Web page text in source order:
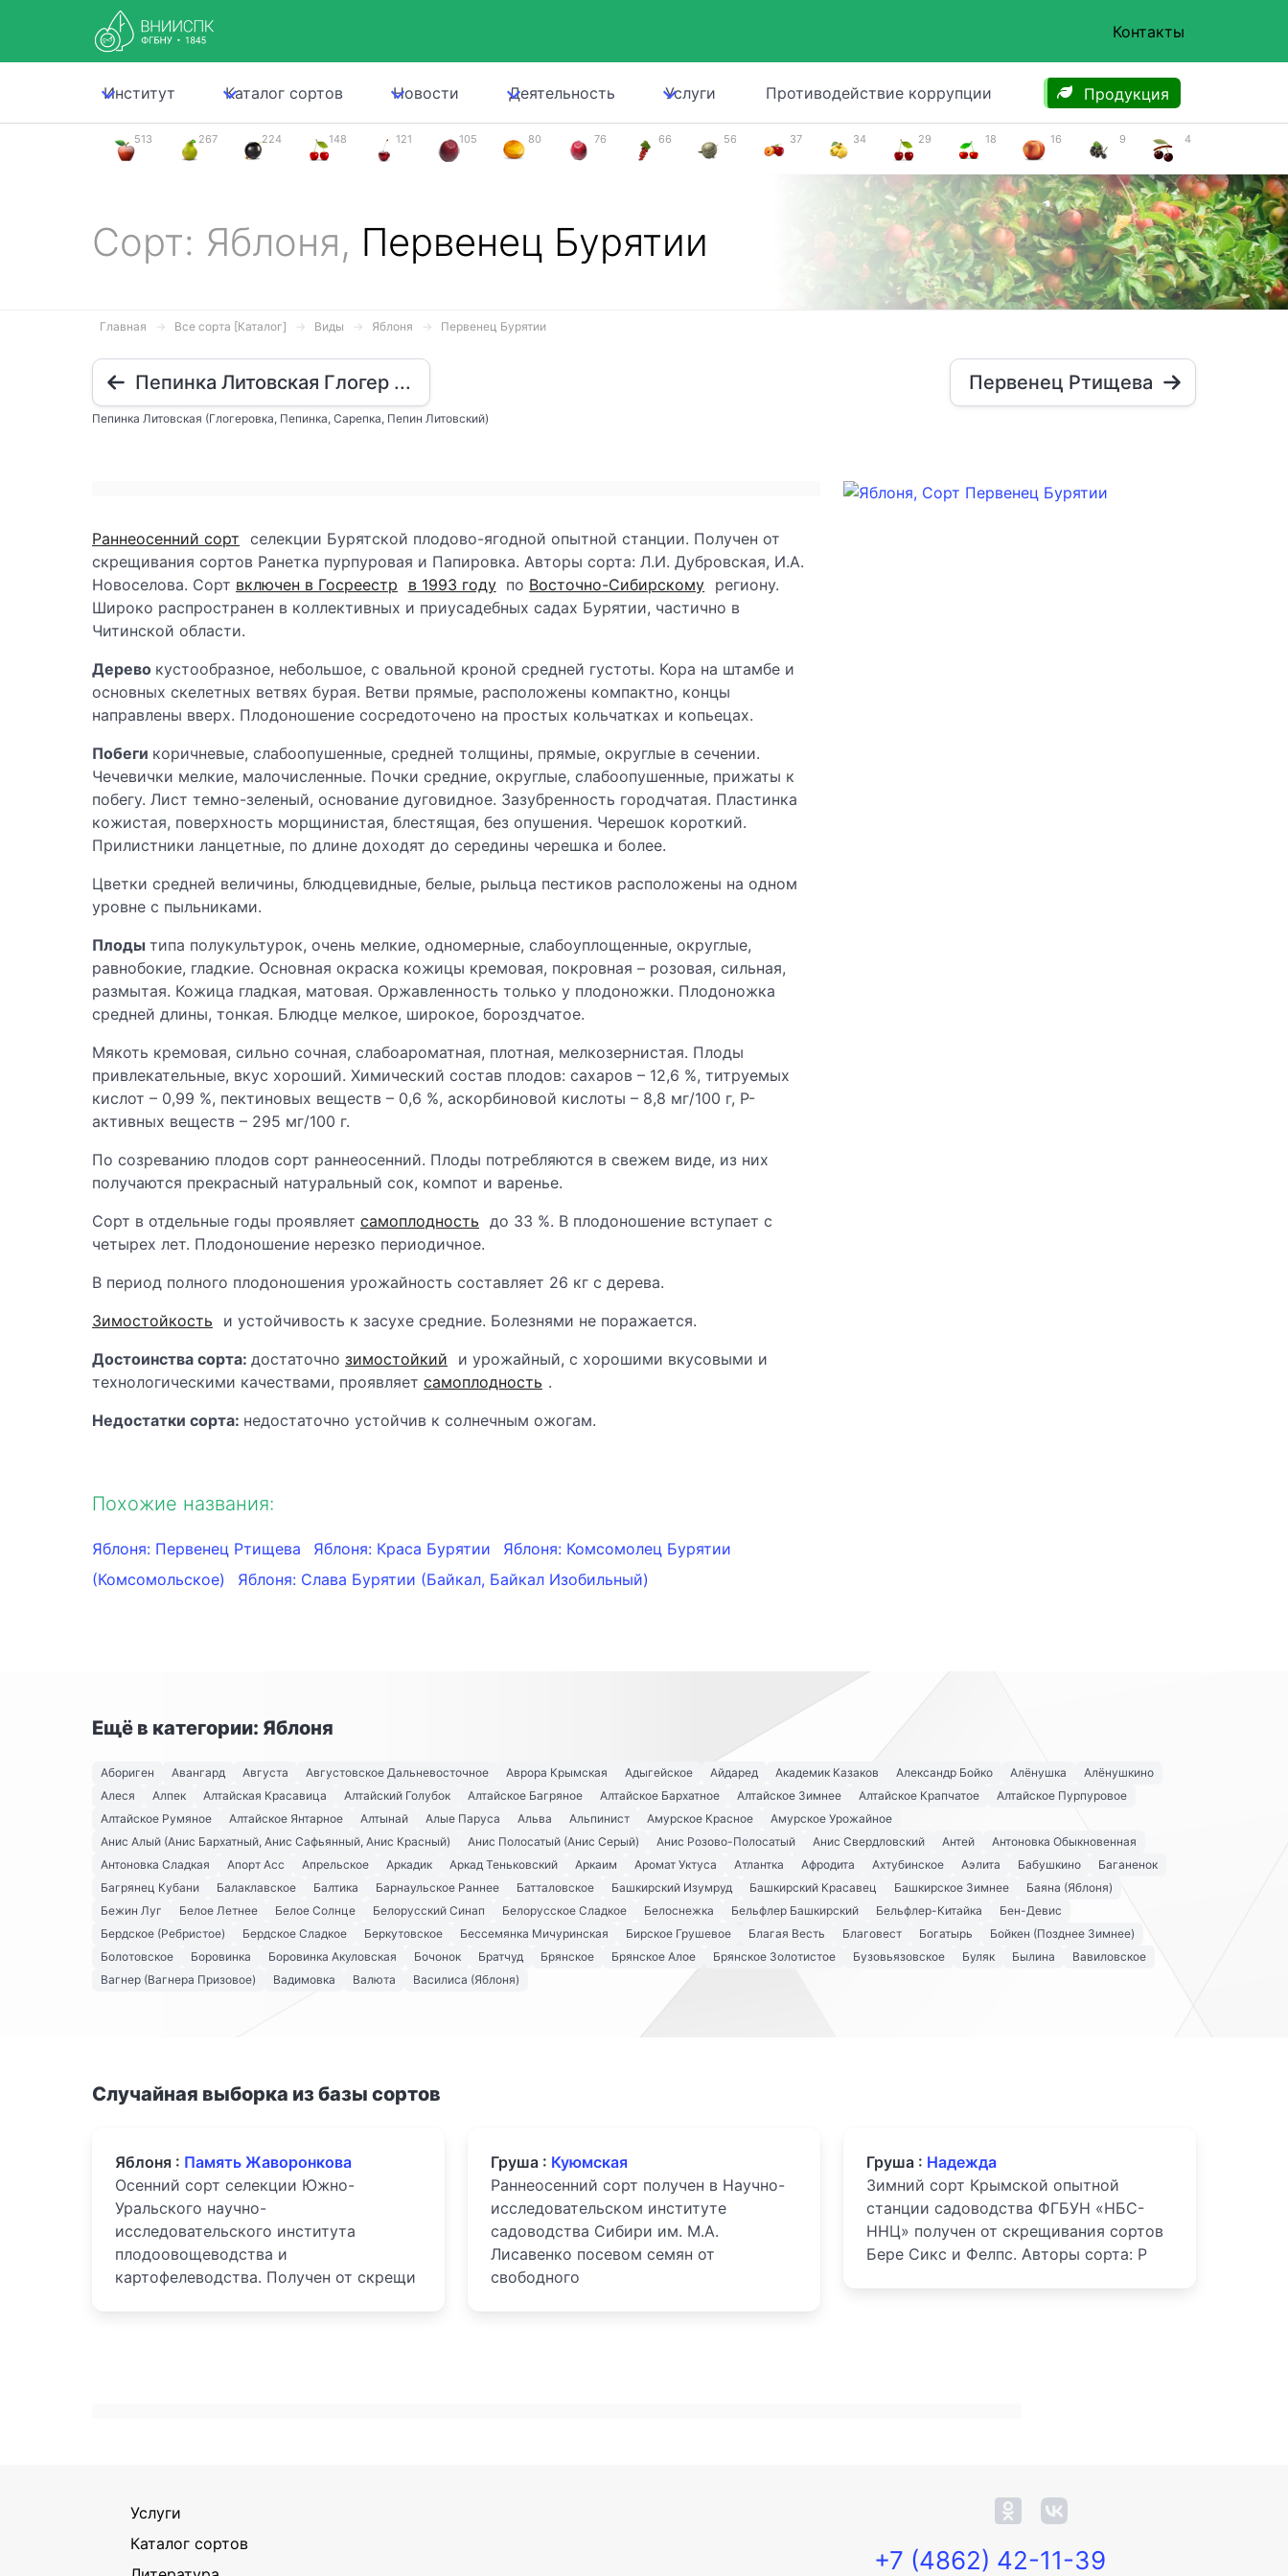
Контакты
Институт Каталог сортов Новости Деятельность Услуги Противодействие коррупции Продукция
513 267 224 148 121 105 80 76 66 56 37 34 29 18 16 9 4
Сорт: Яблоня, Первенец Бурятии
Главная Все сорта [Каталог] Виды Яблоня Первенец Бурятии
Пепинка Литовская Глогер ...
Пепинка Литовская (Глогеровка, Пепинка, Сарепка, Пепин Литовский)
Первенец Ртищева
Раннеосенний сорт селекции Бурятской плодово-ягодной опытной станции. Получен от
скрещивания сортов Ранетка пурпуровая и Папировка. Авторы сорта: Л.И. Дубровская, И.А.
Новоселова. Сорт включен в Госреестр в 1993 году по Восточно-Сибирскому региону.
Широко распространен в коллективных и приусадебных садах Бурятии, частично в
Читинской области.
Дерево кустообразное, небольшое, с овальной кроной средней густоты. Кора на штамбе и
основных скелетных ветвях бурая. Ветви прямые, расположены компактно, концы
направлены вверх. Плодоношение сосредоточено на простых кольчатках и копьецах.
Побеги коричневые, слабоопушенные, средней толщины, прямые, округлые в сечении.
Чечевички мелкие, малочисленные. Почки средние, округлые, слабоопушенные, прижаты к
побегу. Лист темно-зеленый, основание дуговидное. Зазубренность городчатая. Пластинка
кожистая, поверхность морщинистая, блестящая, без опушения. Черешок короткий.
Прилистники ланцетные, по длине доходят до середины черешка и более.
Цветки средней величины, блюдцевидные, белые, рыльца пестиков расположены на одном
уровне с пыльниками.
Плоды типа полукультурок, очень мелкие, одномерные, слабоуплощенные, округлые,
равнобокие, гладкие. Основная окраска кожицы кремовая, покровная – розовая, сильная,
размытая. Кожица гладкая, матовая. Оржавленность только у плодоножки. Плодоножка
средней длины, тонкая. Блюдце мелкое, широкое, бороздчатое.
Мякоть кремовая, сильно сочная, слабоароматная, плотная, мелкозернистая. Плоды
привлекательные, вкус хороший. Химический состав плодов: сахаров – 12,6 %, титруемых
кислот – 0,99 %, пектиновых веществ – 0,6 %, аскорбиновой кислоты – 8,8 мг/100 г, Р-
активных веществ – 295 мг/100 г.
По созреванию плодов сорт раннеосенний. Плоды потребляются в свежем виде, из них
получаются прекрасный натуральный сок, компот и варенье.
Сорт в отдельные годы проявляет самоплодность до 33 %. В плодоношение вступает с
четырех лет. Плодоношение нерезко периодичное.
В период полного плодоношения урожайность составляет 26 кг с дерева.
Зимостойкость
и устойчивость к засухе средние. Болезнями не поражается.
Достоинства сорта: достаточно зимостойкий
и урожайный, с хорошими вкусовыми и
технологическими качествами, проявляет самоплодность .
Недостатки сорта: недостаточно устойчив к солнечным ожогам.
Похожие названия:
Яблоня: Первенец Ртищева Яблоня: Краса Бурятии
Яблоня: Комсомолец Бурятии
(Комсомольское)
Яблоня: Слава Бурятии (Байкал, Байкал Изобильный)
Ещё в категории: Яблоня
Абориген Авангард Августа Августовское Дальневосточное Аврора Крымская Адыгейское Айдаред Академик Казаков Александр Бойко Алёнушка
Алёнушкино
Алеся
Алпек Алтайская Красавица Алтайский Голубок Алтайское Багряное Алтайское Бархатное Алтайское Зимнее Алтайское Крапчатое
Алтайское Пурпуровое
Алтайское Румяное
Алтайское Янтарное Алтынай Алые Паруса Альва Альпинист Амурское Красное
Амурское Урожайное
Анис Алый (Анис Бархатный, Анис Сафьянный, Анис Красный)
Анис Полосатый (Анис Серый) Анис Розово-Полосатый Анис Свердловский Антей
Антоновка Обыкновенная
Антоновка Сладкая
Апорт Асс Апрельское Аркадик Аркад Теньковский Аркаим Аромат Уктуса Атлантка Афродита Ахтубинское Аэлита Бабушкино
Баганенок
Багрянец Кубани
Балаклавское Балтика Барнаульское Раннее Батталовское Башкирский Изумруд Башкирский Красавец Башкирское Зимнее
Баяна (Яблоня)
Бежин Луг
Белое Летнее Белое Солнце Белорусский Синап Белорусское Сладкое Белоснежка Бельфлер Башкирский Бельфлер-Китайка
Бен-Девис
Бердское (Ребристое)
Бердское Сладкое Беркутовское Бессемянка Мичуринская Бирское Грушевое Благая Весть Благовест Богатырь
Бойкен (Позднее Зимнее)
Болотовское
Боровинка Боровинка Акуловская Бочонок Братчуд Брянское Брянское Алое Брянское Золотистое Бузовьязовское Буляк Былина
Вавиловское
Вагнер (Вагнера Призовое)
Вадимовка Валюта Василиса (Яблоня)
Случайная выборка из базы сортов
Яблоня : Память Жаворонкова
Осенний сорт селекции Южно-
Уральского научно-
исследовательского института
плодоовощеводства и
картофелеводства. Получен от скрещи
Груша : Куюмская
Раннеосенний сорт получен в Научно-
исследовательском институте
садоводства Сибири им. М.А.
Лисавенко посевом семян от
свободного
Груша : Надежда
Зимний сорт Крымской опытной
станции садоводства ФГБУН «НБС-
ННЦ» получен от скрещивания сортов
Бере Сикс и Фелпс. Авторы сорта: Р
Услуги
Каталог сортов
+7 (4862) 42-11-39